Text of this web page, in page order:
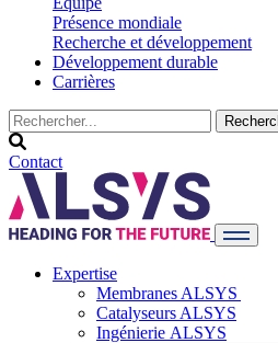
Présence mondiale
Recherche et développement
Développement durable
Carrières
Contact
Expertise
Membranes ALSYS
Catalyseurs ALSYS
Ingénierie ALSYS